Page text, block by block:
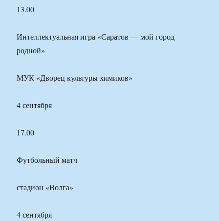
13.00
Интеллектуальная игра «Саратов — мой город
родной»
МУК «Дворец культуры химиков»
4 сентября
17.00
Футбольный матч
стадион «Волга»
4 сентября